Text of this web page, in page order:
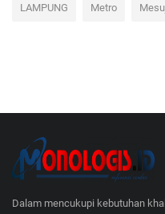
LAMPUNG Metro
Dalam mencukupi kebutuhan